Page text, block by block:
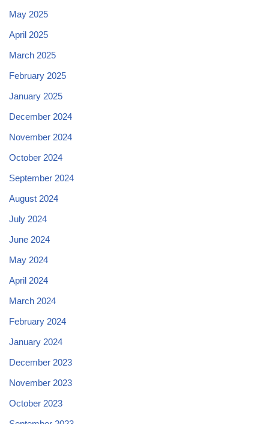
May 2025
April 2025
March 2025
February 2025
January 2025
December 2024
November 2024
October 2024
September 2024
August 2024
July 2024
June 2024
May 2024
April 2024
March 2024
February 2024
January 2024
December 2023
November 2023
October 2023